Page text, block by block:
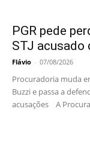
PGR pede
STJ acusado
Flávio - 07/08/2026
Procuradoria muda
Buzzi e passa a
acusações A